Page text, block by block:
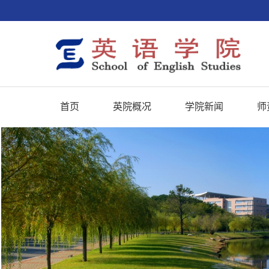
首页 英院概况 学院新闻 师